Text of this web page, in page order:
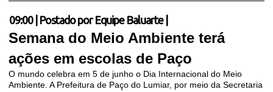
09:00| Postado por Equipe Baluarte
Semana do Meio Ambiente terá
ações em escolas de Paço
O mundo celebra em 5 de junho o Dia Internacional do Meio
Ambiente. A Prefeitura de Paço do Lumiar, por meio da Secretaria